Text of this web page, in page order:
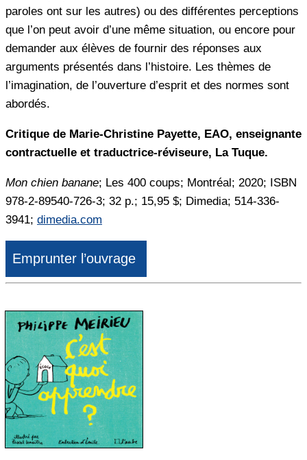
paroles ont sur les autres) ou des différentes perceptions
que l’on peut avoir d’une même situation, ou encore pour
demander aux élèves de fournir des réponses aux
arguments présentés dans l’histoire. Les thèmes de
l’imagination, de l’ouverture d’esprit et des normes sont
abordés.
Critique de Marie-Christine Payette, EAO, enseignante
contractuelle et traductrice-réviseure, La Tuque.
Mon chien banane; Les 400 coups; Montréal; 2020; ISBN
978-2-89540-726-3; 32 p.; 15,95 $; Dimedia; 514-336-
3941; dimedia.com
Emprunter l’ouvrage